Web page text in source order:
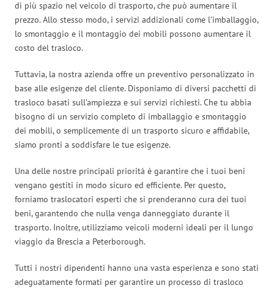
di più spazio nel veicolo di trasporto, che può aumentare il
prezzo. Allo stesso modo, i servizi addizionali come l’imballaggio,
lo smontaggio e il montaggio dei mobili possono aumentare il
costo del trasloco.
Tuttavia, la nostra azienda offre un preventivo personalizzato in
base alle esigenze del cliente. Disponiamo di diversi pacchetti di
trasloco basati sull’ampiezza e sui servizi richiesti. Che tu abbia
bisogno di un servizio completo di imballaggio e smontaggio
dei mobili, o semplicemente di un trasporto sicuro e affidabile,
siamo pronti a soddisfare le tue esigenze.
Una delle nostre principali priorità è garantire che i tuoi beni
vengano gestiti in modo sicuro ed efficiente. Per questo,
forniamo traslocatori esperti che si prenderanno cura dei tuoi
beni, garantendo che nulla venga danneggiato durante il
trasporto. Inoltre, utilizziamo veicoli moderni ideali per il lungo
viaggio da Brescia a Peterborough.
Tutti i nostri dipendenti hanno una vasta esperienza e sono stati
adeguatamente formati per garantire un processo di trasloco